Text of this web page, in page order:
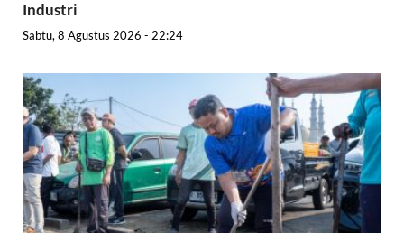
Industri
Sabtu, 8 Agustus 2026 - 22:24